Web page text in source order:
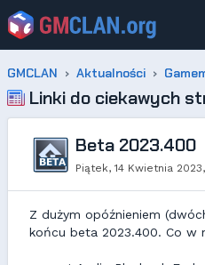
GMCLAN Aktualności
Linki do ciekawych
Beta 2023.400
Piątek, 14 Kwietnia 2023,
Z dużym opóźnieniem
końcu beta 2023.400. Co w